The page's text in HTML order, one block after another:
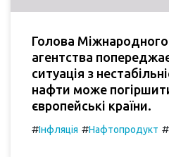
Голова
агентства
ситуація з
нафти може
європейські країни.
#Інфляція #Нафтопродукт #